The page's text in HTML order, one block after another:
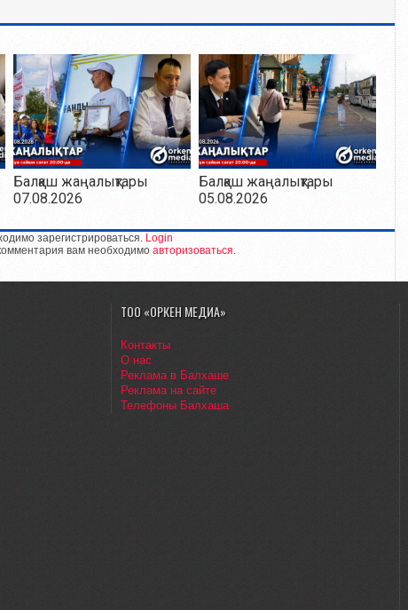
Балқаш жаңалықтары
07.08.2026
Балқаш жаңалықтары
05.08.2026
зарегистрироваться. Login
вам необходимо авторизоваться.
ТОО «ОРКЕН МЕДИА»
Контакты
О нас
Реклама в Балхаше
Реклама на сайте
Телефоны Балхаша